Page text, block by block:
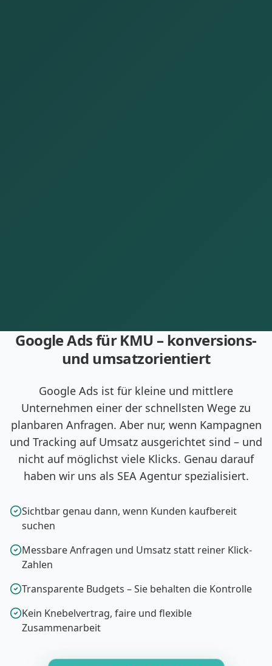
Google Ads für KMU – konversions-
und umsatzorientiert
Google Ads ist für kleine und mittlere
Unternehmen einer der schnellsten Wege zu
planbaren Anfragen. Aber nur, wenn Kampagnen
und Tracking auf Umsatz ausgerichtet sind – und
nicht auf möglichst viele Klicks. Genau darauf
haben wir uns als SEA Agentur spezialisiert.
Sichtbar genau dann, wenn Kunden kaufbereit
suchen
Messbare Anfragen und Umsatz statt reiner Klick-
Zahlen
Transparente Budgets – Sie behalten die Kontrolle
Kein Knebelvertrag, faire und flexible
Zusammenarbeit